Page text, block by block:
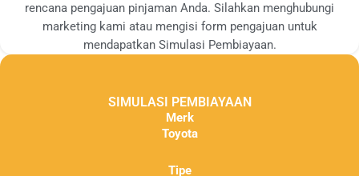
rencana pengajuan pinjaman Anda. Silahkan menghubungi
marketing kami atau mengisi form pengajuan untuk
mendapatkan Simulasi Pembiayaan.
SIMULASI PEMBIAYAAN
Merk
Toyota
Tipe